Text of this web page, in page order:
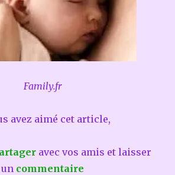
Family.fr
avez aimé cet article,
avec vos amis et laisser
un commentaire